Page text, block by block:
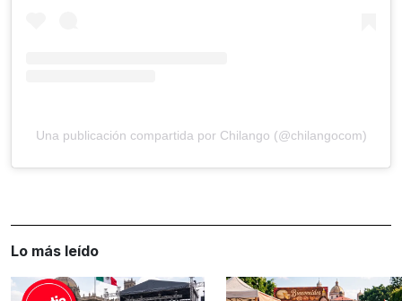
Una publicación compartida por Chilango (@chilangocom)
Lo más leído